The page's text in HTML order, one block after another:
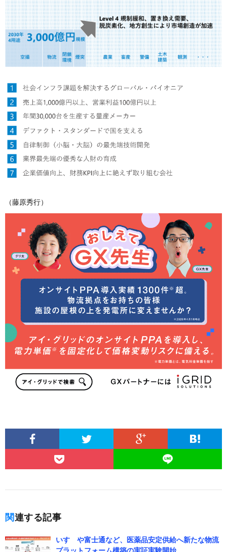
（藤原秀行）
関連する記事
いすゞや富士通など、医薬品安定供給へ新たな物流
プラットフォーム構築の実証実験開始